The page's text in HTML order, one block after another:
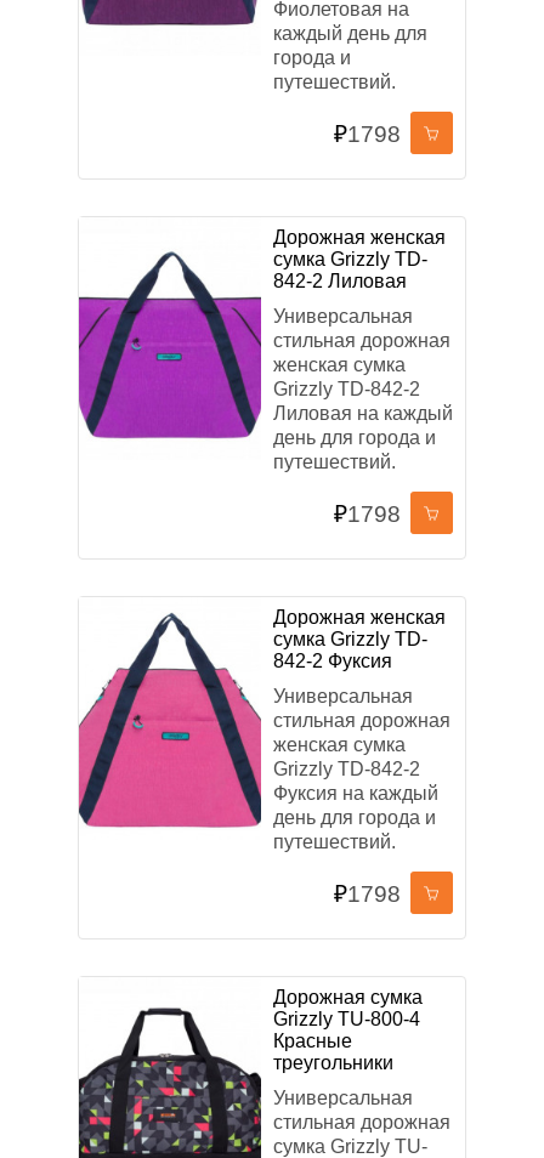
Фиолетовая на
каждый день для
города и
путешествий.
₽1798
Дорожная женская
сумка Grizzly TD-
842-2 Лиловая
Универсальная
стильная дорожная
женская сумка
Grizzly TD-842-2
Лиловая на каждый
день для города и
путешествий.
₽1798
Дорожная женская
сумка Grizzly TD-
842-2 Фуксия
Универсальная
стильная дорожная
женская сумка
Grizzly TD-842-2
Фуксия на каждый
день для города и
путешествий.
₽1798
Дорожная сумка
Grizzly TU-800-4
Красные
треугольники
Универсальная
стильная дорожная
сумка Grizzly TU-